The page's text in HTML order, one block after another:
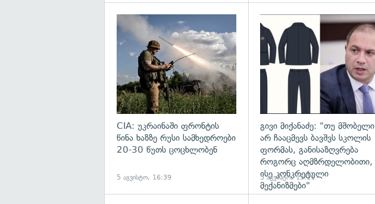
გადახედვა
CIA: უკრაინაში ფრონტის
წინა ხაზზე რუსი სამხედროები
20-30 წუთს ცოცხლობენ
5 აგვისტო, 16:39
გივი მიქანაძე: "თუ მშობელი
არ ჩააცმევს ბავშვს სკოლის
ფორმას, განისაზღვრება
როგორც აღმზრდელობითი,
ისე კონკრეტული
მექანიზმები"
5 აგვისტო, 15:11